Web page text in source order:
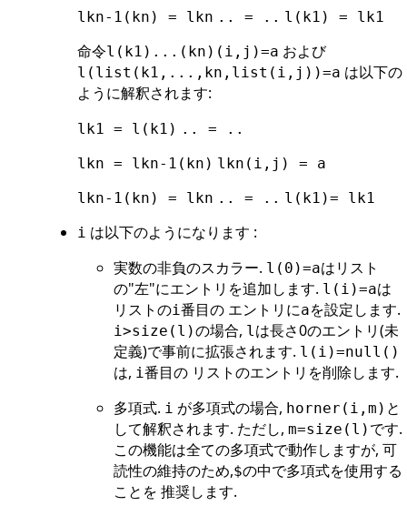
lkn-1(kn) = lkn .. = .. l(k1) = lk1
命令l(k1)...(kn)(i,j)=a および
l(list(k1,...,kn,list(i,j))=a は以下の
ように解釈されます:
lk1 = l(k1) .. = ..
lkn = lkn-1(kn) lkn(i,j) = a
lkn-1(kn) = lkn .. = .. l(k1)= lk1
i は以下のようになります :
実数の非負のスカラー. l(0)=aはリスト
の"左"にエントリを追加します. l(i)=aは
リストのi番目の エントリにaを設定します.
i>size(l)の場合, lは長さ0のエントリ(未
定義)で事前に拡張されます. l(i)=null()
は, i番目の リストのエントリを削除します.
多項式. i が多項式の場合, horner(i,m) と
して解釈されます. ただし, m=size(l) です.
この機能は全ての多項式で動作しますが, 可
読性の維持のため,$の中で多項式を使用する
ことを 推奨します.